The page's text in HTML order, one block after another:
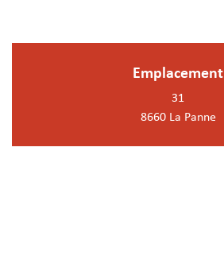
Emplacement
31
8660 La Panne